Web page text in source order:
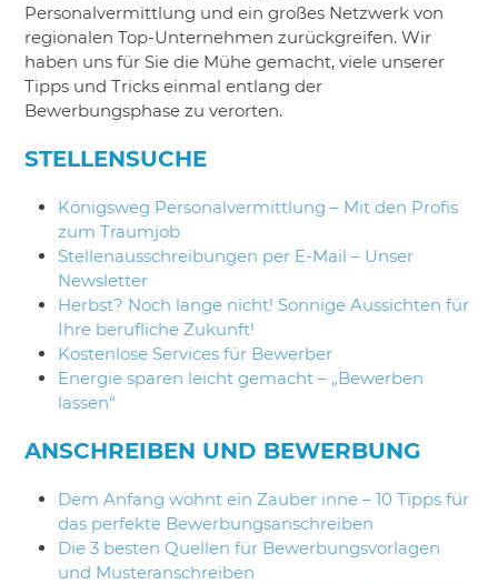
Personalvermittlung und ein großes Netzwerk von
regionalen Top-Unternehmen zurückgreifen. Wir
haben uns für Sie die Mühe gemacht, viele unserer
Tipps und Tricks einmal entlang der
Bewerbungsphase zu verorten.
STELLENSUCHE
Königsweg Personalvermittlung – Mit den Profis
zum Traumjob
Stellenausschreibungen per E-Mail – Unser
Newsletter
Herbst? Noch lange nicht! Sonnige Aussichten für
Ihre berufliche Zukunft!
Kostenlose Services für Bewerber
Energie sparen leicht gemacht – „Bewerben
lassen“
ANSCHREIBEN UND BEWERBUNG
Dem Anfang wohnt ein Zauber inne – 10 Tipps für
das perfekte Bewerbungsanschreiben
Die 3 besten Quellen für Bewerbungsvorlagen
und Musteranschreiben